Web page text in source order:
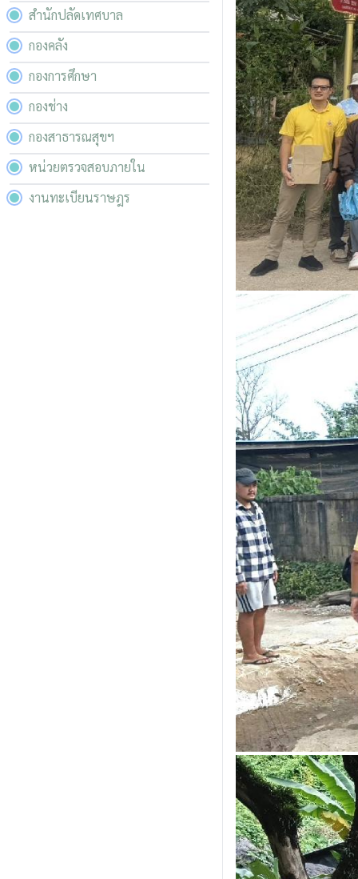
สำนักปลัดเทศบาล
กองคลัง
กองการศึกษา
กองช่าง
กองสาธารณสุขฯ
หน่วยตรวจสอบภายใน
งานทะเบียนราษฎร